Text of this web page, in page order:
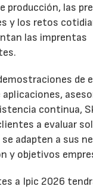
producción, las
y los retos
las imprentas
de
aplicaciones,
continua,
a evaluar
se adapten a sus
y objetivos
a Ipic 2026